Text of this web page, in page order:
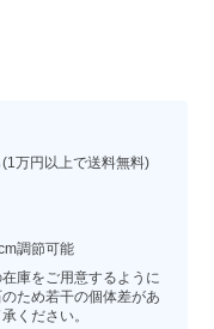
万円以上で送料無料)
調節可能
庫をご用意するように
ため若干の個体差があ
ください。